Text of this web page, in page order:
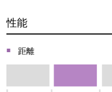
性能
距離